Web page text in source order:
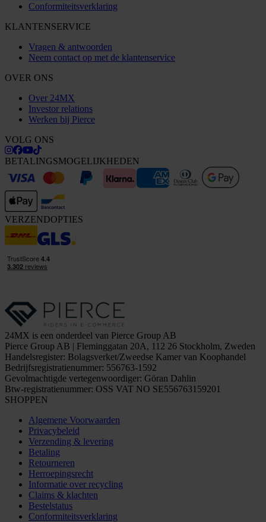
Conformiteitsverklaring
KLANTENSERVICE
Vragen & antwoorden
Neem contact op met de klantenservice
OVER ONS
Over 24MX
Investor relations
Werken bij Pierce
VOLG ONS
BETALINGSMOGELIJKHEDEN
VERZENDOPTIES
24MX is een onderdeel van Pierce Group AB
Pierce Group AB | Fleminggatan 20A, 112 26 Stockholm, Zweden
Handelsregister: Bolagsverket/Zweedse Kamer van Koophandel
Bedrijfsregistratienummer: 556763-1592
Gevolmachtigde vertegenwoordiger: Göran Dahlin
Btw-registratienummer: OSS VAT NO SE556763159201
SHOPPEN
Algemene Voorwaarden
Privacybeleid
Verzending & levering
Betaling
Retourneren
Herroepingsrecht
Informatie over recycling
Claims & klachten
Bestelstatus
Conformiteitsverklaring